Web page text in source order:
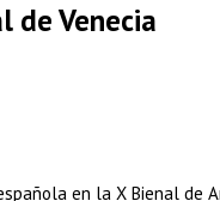
de Venecia
en la X Bienal de